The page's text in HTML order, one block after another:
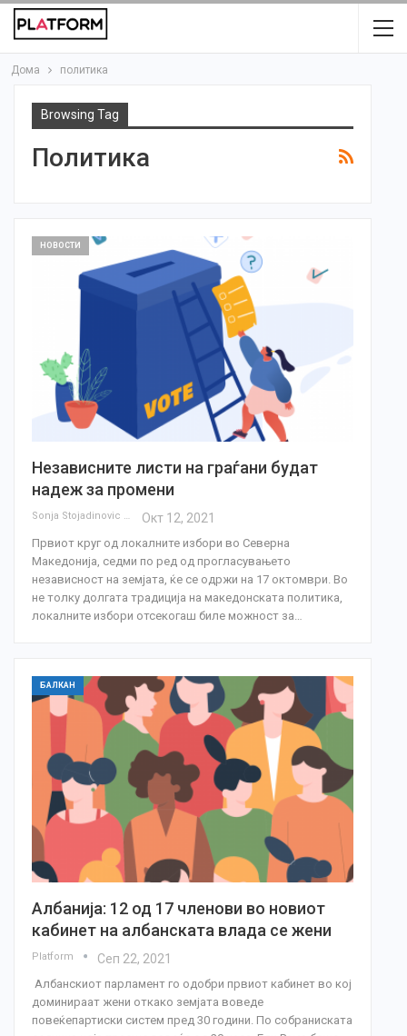
Дома политика
Browsing Tag
Политика
НОВОСТИ
Независните листи на граѓани будат
надеж за промени
Sonja Stojadinovic Окт 12, 2021
Првиот круг од локалните избори во Северна
Македонија, седми по ред од прогласувањето
независност на земјата, ќе се одржи на 17 октомври. Во
не толку долгата традиција на македонската политика,
локалните избори отсекогаш биле можност за…
БАЛКАН
Албанија: 12 од 17 членови во новиот
кабинет на албанската влада се жени
Platform Сеп 22, 2021
Албанскиот парламент го одобри првиот кабинет во кој
доминираат жени откако земјата воведе
повеќепартиски систем пред 30 години. По собраниската